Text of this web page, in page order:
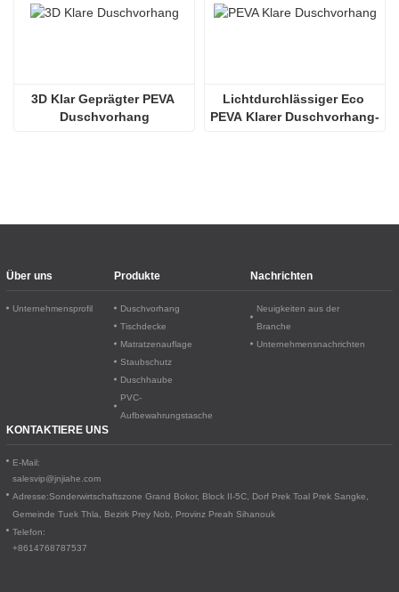
3D Klar Geprägter PEVA
Duschvorhang
Lichtdurchlässiger Eco
PEVA Klarer Duschvorhang-
Über uns
Unternehmensprofil
Produkte
Duschvorhang
Tischdecke
Matratzenauflage
Staubschutz
Duschhaube
PVC-
Aufbewahrungstasche
Nachrichten
Neuigkeiten aus der
Branche
Unternehmensnachrichten
KONTAKTIERE UNS
E-Mail:
salesvip@jnjiahe.com
Adresse:Sonderwirtschaftszone Grand Bokor, Block II-5C, Dorf Prek Toal Prek Sangke,
Gemeinde Tuek Thla, Bezirk Prey Nob, Provinz Preah Sihanouk
Telefon:
+8614768787537